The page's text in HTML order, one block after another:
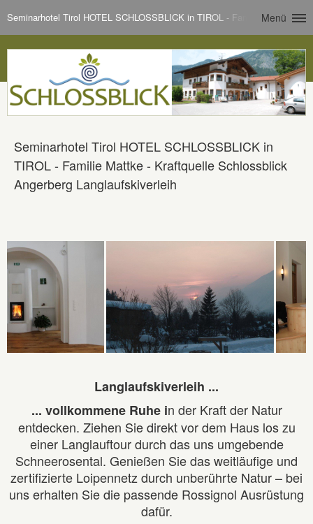
Seminarhotel Tirol HOTEL SCHLOSSBLICK in TIROL - Familie Mattke -
Menü
Seminarhotel Tirol HOTEL SCHLOSSBLICK in
TIROL - Familie Mattke - Kraftquelle Schlossblick
Angerberg Langlaufskiverleih
Langlaufskiverleih ...
... vollkommene Ruhe in der Kraft der Natur
entdecken. Ziehen Sie direkt vor dem Haus los zu
einer Langlauftour durch das uns umgebende
Schneerosental. Genießen Sie das weitläufige und
zertifizierte Loipennetz durch unberührte Natur – bei
uns erhalten Sie die passende Rossignol Ausrüstung
dafür.